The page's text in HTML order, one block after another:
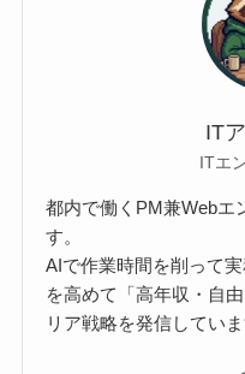
IT
ITエ
都内で働くPM兼Webエ
す。
AIで作業時間を削って
を高めて「高年収・自
リア戦略を発信していま